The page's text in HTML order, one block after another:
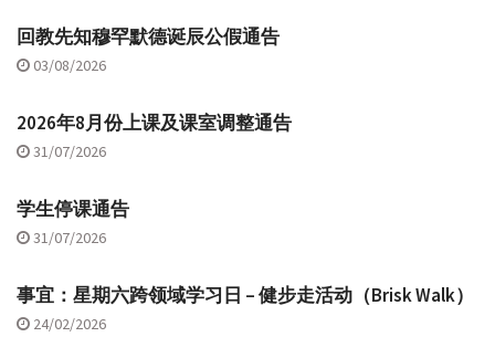
回教先知穆罕默德诞辰公假通告
03/08/2026
2026年8月份上课及课室调整通告
31/07/2026
学生停课通告
31/07/2026
事宜：星期六跨领域学习日 – 健步走活动（Brisk Walk）
24/02/2026